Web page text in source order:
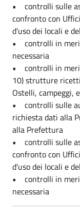
• controlli sulle
confronto con
d'uso dei locali e
• controlli in
necessaria
• controlli in
10) strutture
Ostelli, campeggi,
• controlli sulle
richiesta dati alla
alla Prefettura
• controlli sulle
confronto con
d'uso dei locali e
• controlli in
necessaria